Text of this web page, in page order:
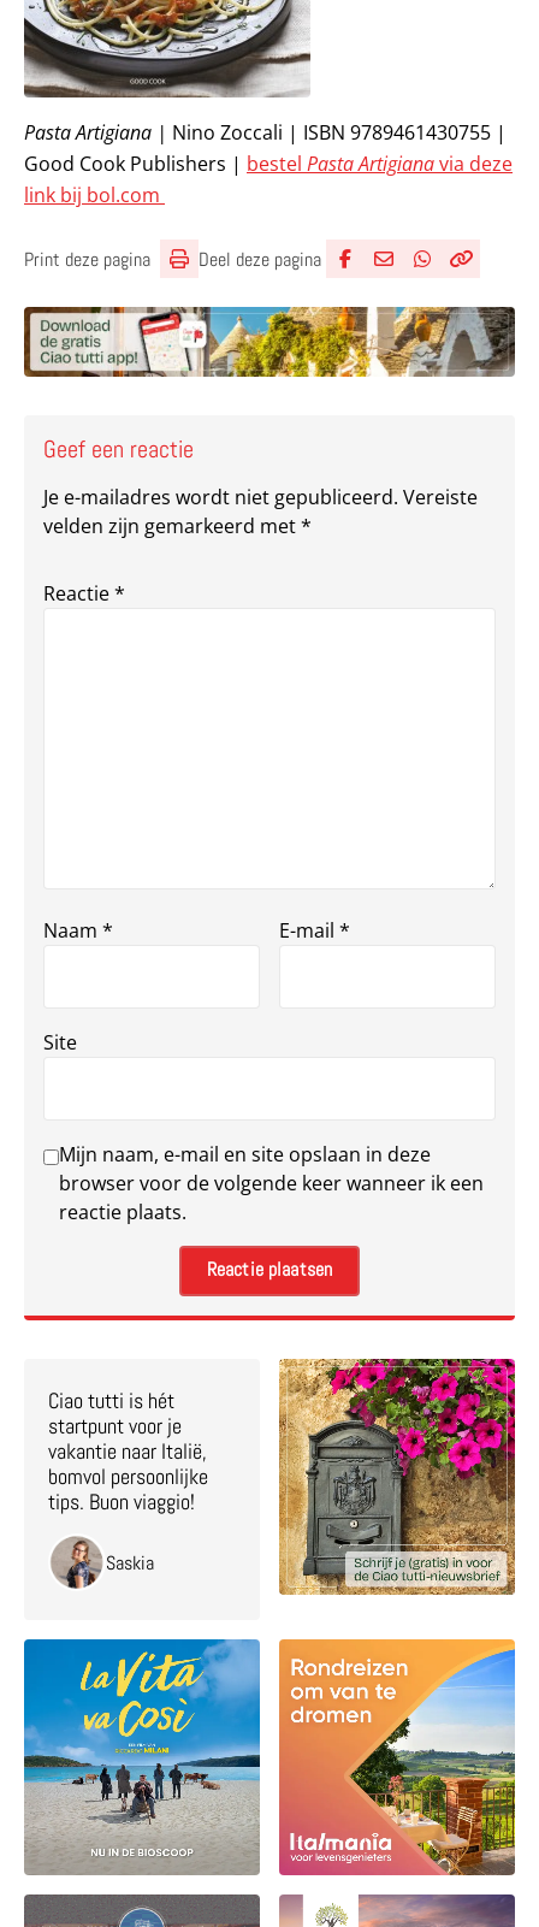
Pasta Artigiana | Nino Zoccali | ISBN 9789461430755 |
Good Cook Publishers | bestel Pasta Artigianavia deze
link bij bol.com
Print deze pagina Deel deze pagina
Geef een reactie
Je e-mailadres wordt niet gepubliceerd. Vereiste
velden zijn gemarkeerd met*
Reactie*
Naam * E-mail *
Site
Mijn naam, e-mail en site opslaan in deze
browser voor de volgende keer wanneer ik een
reactie plaats.
Ciao tutti is hét
startpunt voor je
vakantie naar Italië,
bomvol persoonlijke
tips. Buon viaggio!
Saskia